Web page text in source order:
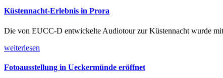
Küstennacht-Erlebnis in Prora
Die von EUCC-D entwickelte Audiotour zur Küstennacht wurde
weiterlesen
Fotoausstellung in Ueckermünde eröffnet